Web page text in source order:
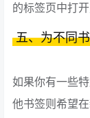
的标签页中打
五、为不同
如果你有一些
他书签则希望